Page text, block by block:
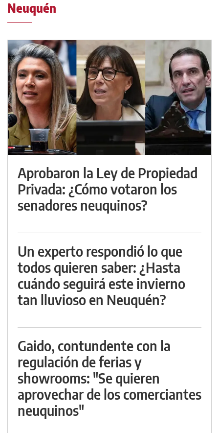
Neuquén
Aprobaron la Ley de Propiedad
Privada: ¿Cómo votaron los
senadores neuquinos?
Un experto respondió lo que
todos quieren saber: ¿Hasta
cuándo seguirá este invierno
tan lluvioso en Neuquén?
Gaido, contundente con la
regulación de ferias y
showrooms: "Se quieren
aprovechar de los comerciantes
neuquinos"